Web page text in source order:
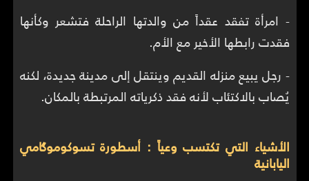
- امرأة تفقد عقداً من والدتها الراحلة فتشعر وكأنها
فقدت رابطها الأخير مع الأم.
- رجل يبيع منزله القديم وينتقل إلى مدينة جديدة، لكنه
يُصاب بالاكتئاب لأنه فقد ذكرياته المرتبطة بالمكان.
الأشياء التي تكتسب وعياً : أسطورة تسوكوموگامي
اليابانية